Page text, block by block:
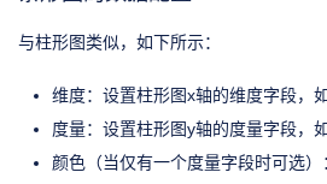
与柱形图类似，如下所示：
维度：设置柱形图x轴的维度字段，如
度量：设置柱形图y轴的度量字段，
颜色（当仅有一个度量字段时可选